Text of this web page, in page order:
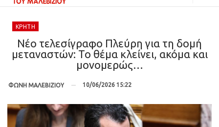
ΚΡΉΤΗ
Νέο τελεσίγραφο Πλεύρη για τη δομή
μεταναστών: Το θέμα κλείνει, ακόμα και
μονομερώς…
ΦΩΝΗ ΜΑΛΕΒΙΖΙΟΥ 10/06/2026 15:22